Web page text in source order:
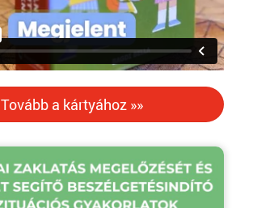
Tovább a kártyához »»